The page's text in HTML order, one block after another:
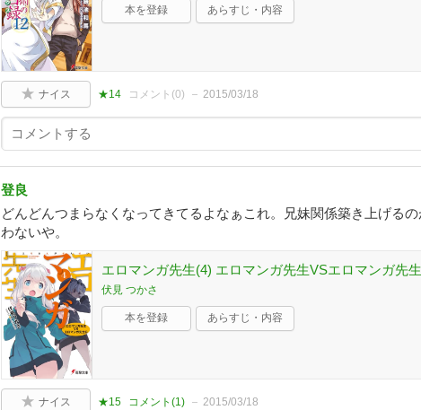
本を登録 あらすじ・内容
ナイス ★14 コメント(0) 2015/03/18
登良
どんどんつまらなくなってきてるよなぁこれ。兄妹関係築き上げる
わないや。
エロマンガ先生(4) エロマンガ先生VSエロマンガ先
伏見 つかさ
本を登録 あらすじ・内容
ナイス ★15 コメント(1) 2015/03/18